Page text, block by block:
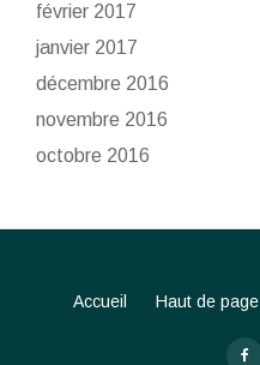
février 2017
janvier 2017
décembre 2016
novembre 2016
octobre 2016
Accueil Haut de page